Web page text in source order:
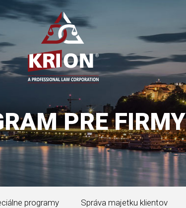
PRE FIRMY
programy Správa majetku klientov